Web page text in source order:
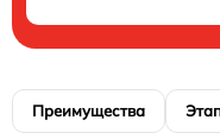
Преимущества